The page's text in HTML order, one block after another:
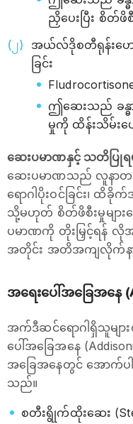
ညှိပေးပြီး စိ
အယ်လ်ဒိုစတီရုန်းဟော်
ခြင်း
ဤဆေးသည် ခန္
မှုကို ထိန်းသိမ်း
ဆေးပမာဏနှင့် သတိပြုရ
ဆေးပမာဏသည် လူနာတစ်
ရောဂါပိုးဝင်ခြင်း၊ ထိ
သို့မဟုတ် စိတ်ဖိစီးမှုများ
ပမာဏကို တိုးမြှင့်ရန် လို
အတိုင်း အတိအကျလိုက်နာ
အရေးပေါ်အခြေအနေ
အက်ဒီဆင်ရောဂါရှိသူမျ
ပေါ်အခြေအနေ
အခြေအနေတွင် အောက်ပ
သည်။
စတီးရွိုက်ထိုးဆေး